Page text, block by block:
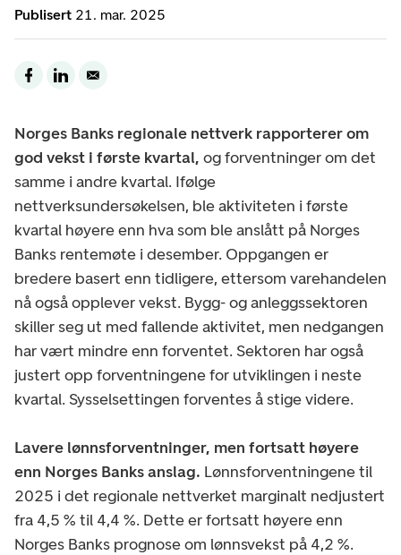
Publisert 21. mar. 2025
Norges Banks regionale nettverk rapporterer om
god vekst i første kvartal, og forventninger om det
samme i andre kvartal. Ifølge
nettverksundersøkelsen, ble aktiviteten i første
kvartal høyere enn hva som ble anslått på Norges
Banks rentemøte i desember. Oppgangen er
bredere basert enn tidligere, ettersom varehandelen
nå også opplever vekst. Bygg- og anleggssektoren
skiller seg ut med fallende aktivitet, men nedgangen
har vært mindre enn forventet. Sektoren har også
justert opp forventningene for utviklingen i neste
kvartal. Sysselsettingen forventes å stige videre.
Lavere lønnsforventninger, men fortsatt høyere
enn Norges Banks anslag. Lønnsforventningene til
2025 i det regionale nettverket marginalt nedjustert
fra 4,5 % til 4,4 %. Dette er fortsatt høyere enn
Norges Banks prognose om lønnsvekst på 4,2 %.